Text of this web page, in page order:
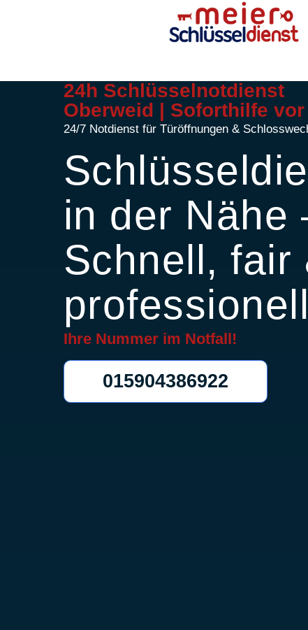
24h Schlüsselnotdienst
Oberweid | Soforthilfe vor
24/7 Notdienst für Türöffnungen &
in der Nähe
Schnell, fair
professionell
Ihre Nummer im Notfall!
015904386922